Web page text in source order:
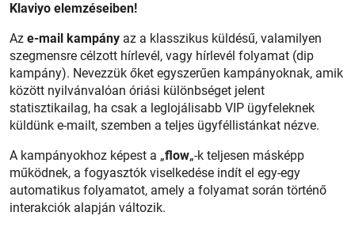
Klaviyo elemzéseiben!
Az e-mail kampány az a klasszikus küldésű, valamilyen
szegmensre célzott hírlevél, vagy hírlevél folyamat (dip
kampány). Nevezzük őket egyszerűen kampányoknak, amik
között nyilvánvalóan óriási különbséget jelent
statisztikailag, ha csak a leglojálisabb VIP ügyfeleknek
küldünk e-mailt, szemben a teljes ügyféllistánkat nézve.
A kampányokhoz képest a „flow„-k teljesen másképp
működnek, a fogyasztók viselkedése indít el egy-egy
automatikus folyamatot, amely a folyamat során történő
interakciók alapján változik.